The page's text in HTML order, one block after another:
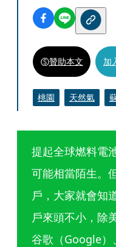
贊助本文 加
桃園 天然氣
提起全球燃料電
可能相當陌生。
戶，大家就會知
戶來頭不小，除
谷歌（Google